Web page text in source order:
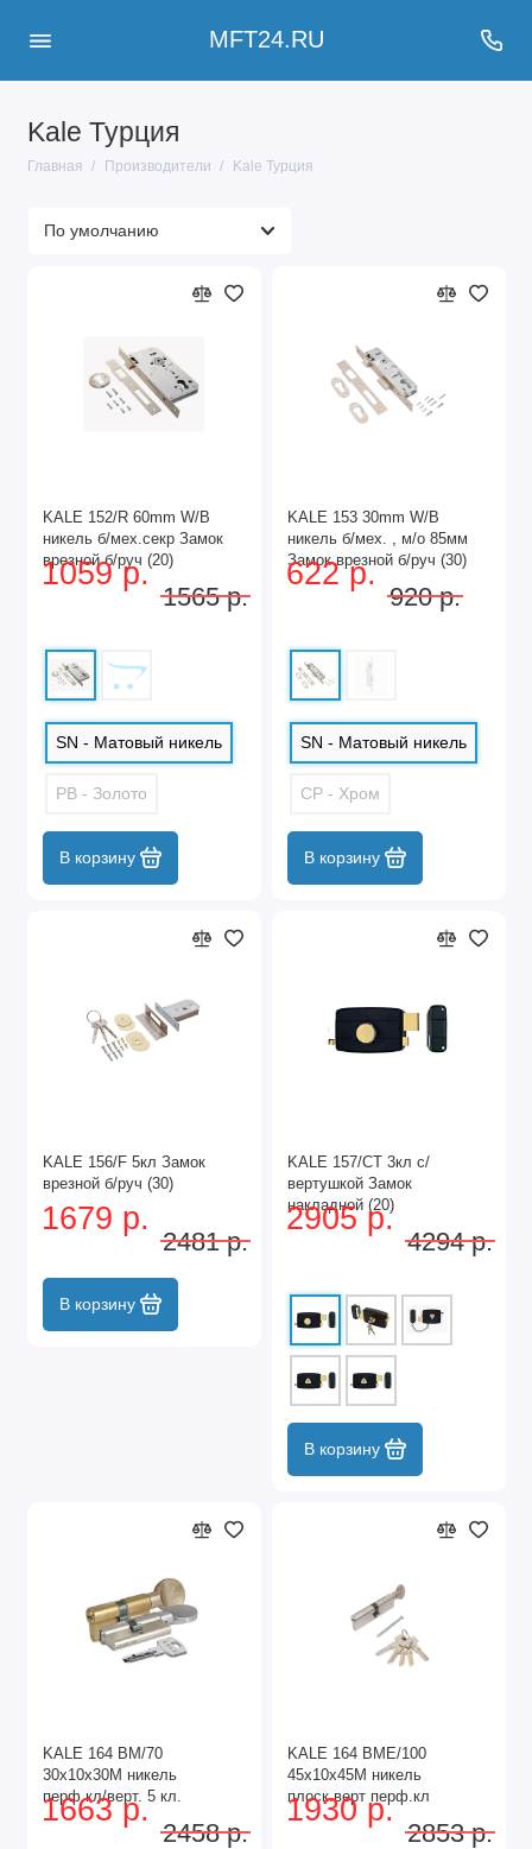
MFT24.RU
Kale Турция
Главная Производители Kale Турция
KALE 152/R 60mm W/B
никель б/мех.секр Замок
врезной б/руч (20)
1059 р.
1565 р.
SN - Матовый никель
PB - Золото
В корзину
KALE 153 30mm W/B
никель б/мех. , м/о 85мм
Замок врезной б/руч (30)
622 р.
920 р.
SN - Матовый никель
CP - Хром
В корзину
KALE 156/F 5кл Замок
врезной б/руч (30)
1679 р.
2481 р.
В корзину
KALE 157/CT 3кл с/
вертушкой Замок
накладной (20)
2905 р.
4294 р.
В корзину
KALE 164 BM/70
30х10х30M никель
перф.кл/верт. 5 кл.
Цилиндровый механизм
1663 р.
2458 р.
KALE 164 BMЕ/100
45х10х45M никель
плоск.верт перф.кл
Цилиндровый механизм
1930 р.
2853 р.